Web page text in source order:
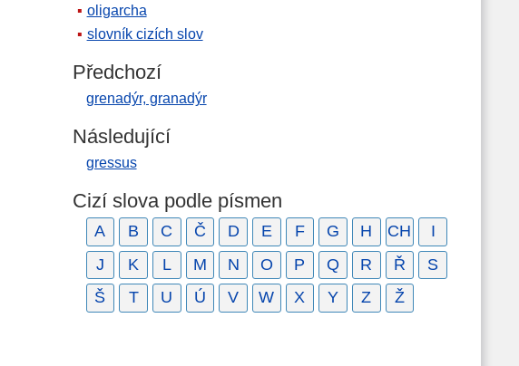
oligarcha
slovník cizích slov
Předchozí
grenadýr, granadýr
Následující
gressus
Cizí slova podle písmen
A B C Č D E F G H CH
I
J
K L M N O P Q R Ř
S
Š
T U Ú V W X Y Z Ž